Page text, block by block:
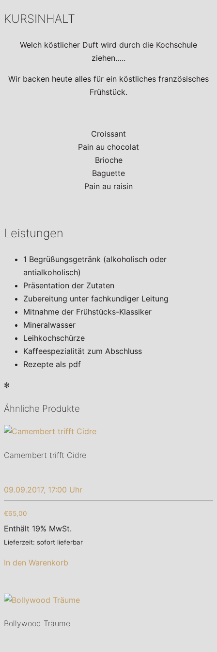
KURSINHALT
Welch köstlicher Duft wird durch die Kochschule
ziehen…..
Wir backen heute alles für ein köstliches französisches
Frühstück.
Croissant
Pain au chocolat
Brioche
Baguette
Pain au raisin
Leistungen
1 Begrüßungsgetränk (alkoholisch oder
antialkoholisch)
Präsentation der Zutaten
Zubereitung unter fachkundiger Leitung
Mitnahme der Frühstücks-Klassiker
Mineralwasser
Leihkochschürze
Kaffeespezialität zum Abschluss
Rezepte als pdf
✻
Ähnliche Produkte
Camembert trifft Cidre
09.09.2017, 17:00 Uhr
€65,00
Enthält 19% MwSt.
Lieferzeit: sofort lieferbar
In den Warenkorb
Bollywood Träume